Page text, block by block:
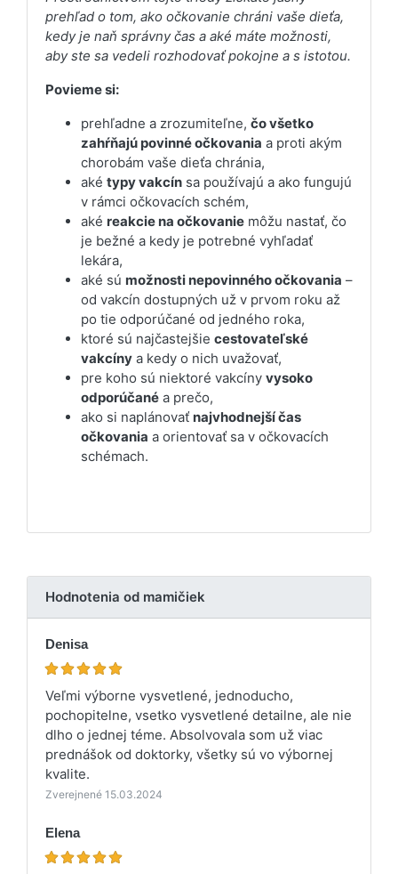
prehľad o tom, ako očkovanie chráni vaše dieťa,
kedy je naň správny čas a aké máte možnosti,
aby ste sa vedeli rozhodovať pokojne a s istotou.
Povieme si:
prehľadne a zrozumiteľne, čo všetko
zahŕňajú povinné očkovania a proti akým
chorobám vaše dieťa chránia,
aké typy vakcín sa používajú a ako fungujú
v rámci očkovacích schém,
aké reakcie na očkovanie môžu nastať, čo
je bežné a kedy je potrebné vyhľadať
lekára,
aké sú možnosti nepovinného očkovania –
od vakcín dostupných už v prvom roku až
po tie odporúčané od jedného roka,
ktoré sú najčastejšie cestovateľské
vakcíny a kedy o nich uvažovať,
pre koho sú niektoré vakcíny vysoko
odporúčané a prečo,
ako si naplánovať najvhodnejší čas
očkovania a orientovať sa v očkovacích
schémach.
Hodnotenia od mamičiek
Denisa
Veľmi výborne vysvetlené, jednoducho,
pochopitelne, vsetko vysvetlené detailne, ale nie
dlho o jednej téme. Absolvovala som už viac
prednášok od doktorky, všetky sú vo výbornej
kvalite.
Zverejnené 15.03.2024
Elena